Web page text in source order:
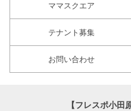
ママスクエア
テナント募集
お問い合わせ
【フレスポ小田